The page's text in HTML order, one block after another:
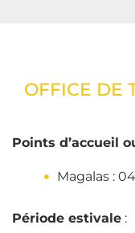
OFFICE DE
Points d’accueil
Magalas :
Période estivale :